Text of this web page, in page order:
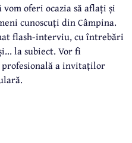
oferi ocazia să aflați și
cunoscuți din Câmpina.
flash-interviu, cu întrebări
la subiect. Vor fi
a invitaților